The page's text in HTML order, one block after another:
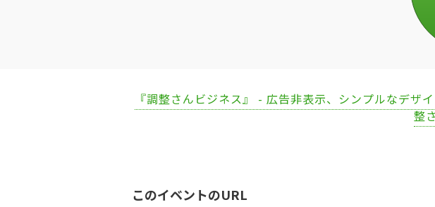
『調整さんビジネス』 - 広告非表示、シンプルなデザ
整
このイベントのURL